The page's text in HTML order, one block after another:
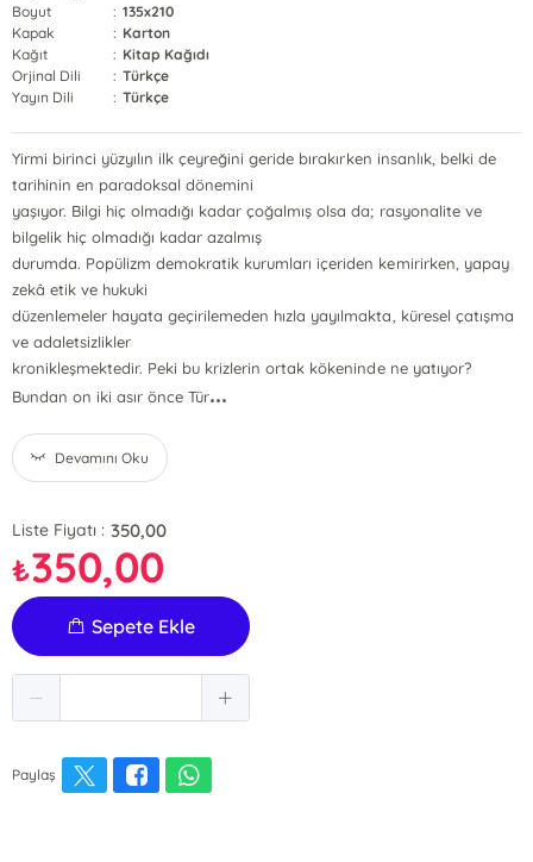
Boyut
: 135x210
Kapak
: Karton
Kağıt
: Kitap Kağıdı
Orjinal Dili
: Türkçe
Yayın Dili
: Türkçe
Yirmi birinci yüzyılın ilk çeyreğini geride bırakırken insanlık, belki de
tarihinin en paradoksal dönemini
yaşıyor. Bilgi hiç olmadığı kadar çoğalmış olsa da; rasyonalite ve
bilgelik hiç olmadığı kadar azalmış
durumda. Popülizm demokratik kurumları içeriden kemirirken, yapay
zekâ etik ve hukuki
düzenlemeler hayata geçirilemeden hızla yayılmakta, küresel çatışma
ve adaletsizlikler
kronikleşmektedir. Peki bu krizlerin ortak kökeninde ne yatıyor?
Bundan on iki asır önce Tür...
Devamını Oku
Liste Fiyatı : 350,00
₺350,00
Sepete Ekle
Paylaş